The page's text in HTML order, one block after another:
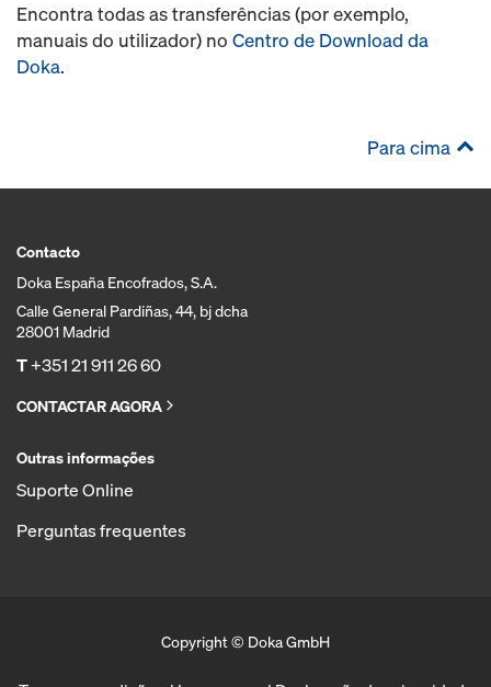
Encontra todas as transferências (por exemplo,
manuais do utilizador) no Centro de Download da
Doka.
Para cima
Contacto
Doka España Encofrados, S.A.
Calle General Pardiñas, 44, bj dcha
28001 Madrid
T+351 21 911 26 60
CONTACTAR AGORA
Outras informações
Suporte Online
Perguntas frequentes
Copyright © Doka GmbH